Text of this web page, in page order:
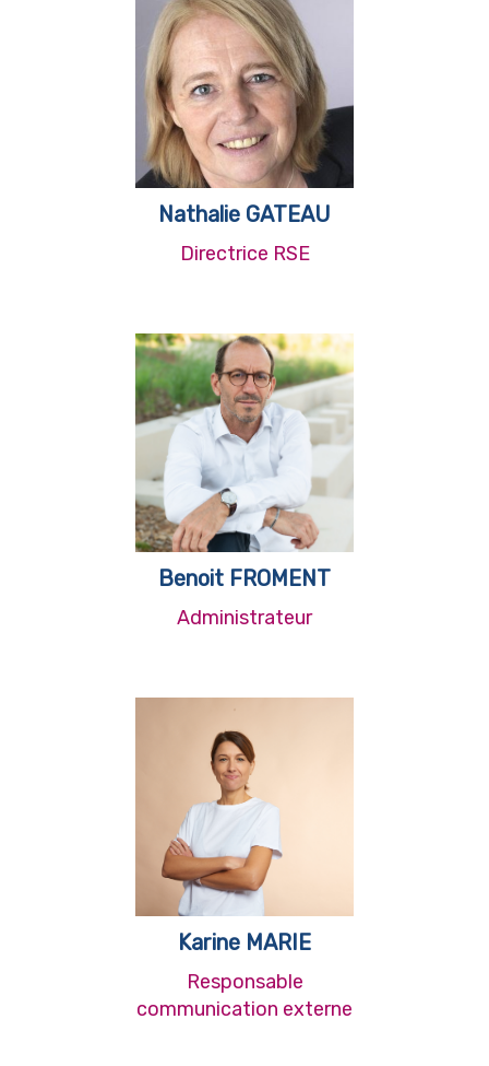
Nathalie GATEAU
Directrice RSE
Benoit FROMENT
Administrateur
Karine MARIE
Responsable
communication externe